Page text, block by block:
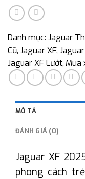
Danh mục: Jaguar
Cũ, Jaguar XF,
Jaguar XF Lướt, Mua
MÔ TẢ
ĐÁNH GIÁ (0)
Jaguar XF
phong cách